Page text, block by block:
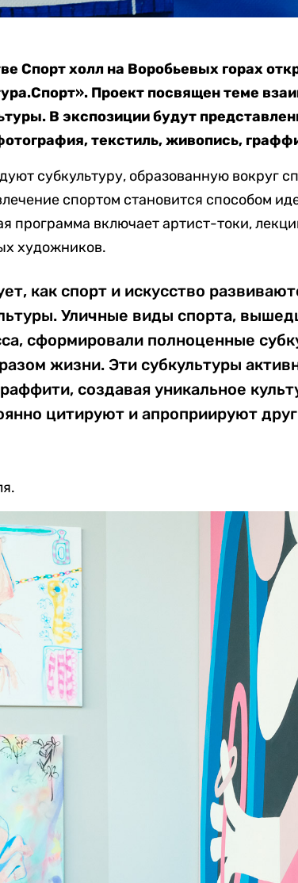
Спорт холл на Воробьевых горах
Проект посвящен теме
В экспозиции будут
текстиль, живопись,
субкультуру, образованную вокруг
спортом становится способом
программа включает артист-токи,
художников.
как спорт и искусство
Уличные виды спорта,
сформировали полноценные
жизни. Эти субкультуры
создавая уникальное
цитируют и апроприируют